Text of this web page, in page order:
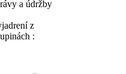
a údržby
z
: